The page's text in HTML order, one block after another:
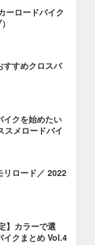
ーロードバイク
すすめクロスバ
イクを始めたい
スメロードバイ
リロード／ 2022
】カラーで選
イクまとめ Vol.4